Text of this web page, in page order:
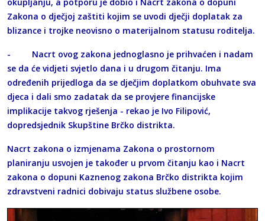
okupljanju, a potporu je dobio i Nacrt zakona o dopuni
Zakona o dječjoj zaštiti kojim se uvodi dječji doplatak za
blizance i trojke neovisno o materijalnom statusu roditelja.
- Nacrt ovog zakona jednoglasno je prihvaćen i nadam
se da će vidjeti svjetlo dana i u drugom čitanju. Ima
određenih prijedloga da se dječjim doplatkom obuhvate sva
djeca i dali smo zadatak da se provjere financijske
implikacije takvog rješenja - rekao je Ivo Filipović,
dopredsjednik Skupštine Brčko distrikta.
Nacrt zakona o izmjenama Zakona o prostornom
planiranju usvojen je također u prvom čitanju kao i Nacrt
zakona o dopuni Kaznenog zakona Brčko distrikta kojim
zdravstveni radnici dobivaju status službene osobe.